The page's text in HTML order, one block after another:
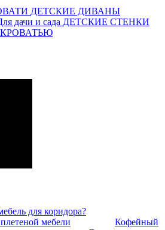
ДЕТСКИЕ ДИВАНЫ
дачи и сада ДЕТСКИЕ СТЕНКИ
для коридора?
мебели
Кофейный